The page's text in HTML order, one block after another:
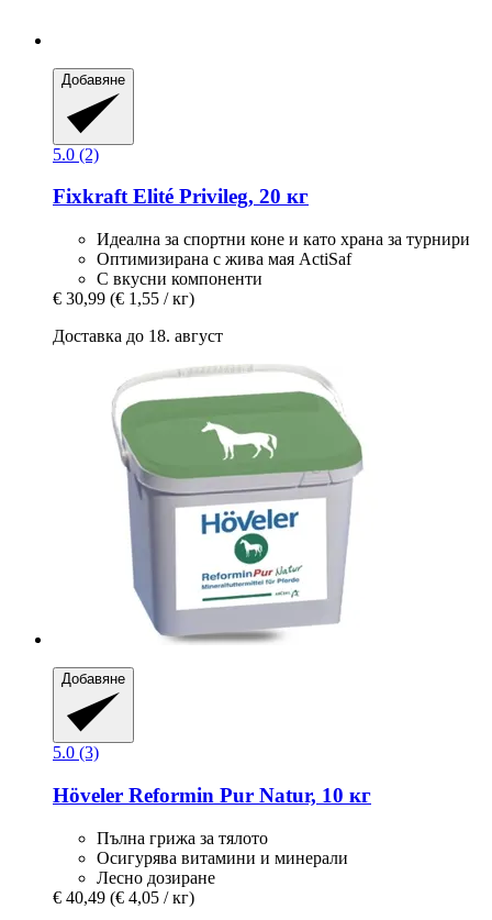
Добавяне
5.0 (2)
Fixkraft Elité Privileg, 20 кг
Идеална за спортни коне и като храна за турнири
Оптимизирана с жива мая ActiSaf
С вкусни компоненти
€ 30,99 (€ 1,55 / кг)
Доставка до 18. август
Добавяне
5.0 (3)
Höveler Reformin Pur Natur, 10 кг
Пълна грижа за тялото
Осигурява витамини и минерали
Лесно дозиране
€ 40,49 (€ 4,05 / кг)